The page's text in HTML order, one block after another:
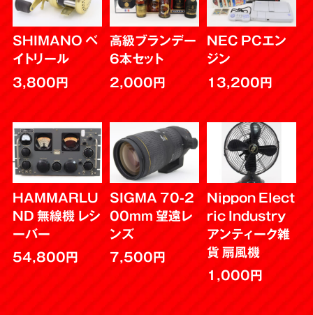
SHIMANO ベ
イトリール
3,800円
高級ブランデー
6本セット
2,000円
NEC PCエン
ジン
13,200円
HAMMARLU
ND 無線機 レシ
ーバー
54,800円
SIGMA 70-2
00mm 望遠レ
ンズ
7,500円
Nippon Elect
ric Industry
アンティーク雑
貨 扇風機
1,000円